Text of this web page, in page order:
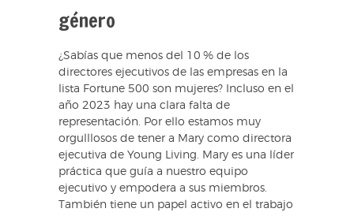
género
¿Sabías que menos del 10 % de los
directores ejecutivos de las empresas en la
lista Fortune 500 son mujeres? Incluso en el
año 2023 hay una clara falta de
representación. Por ello estamos muy
orgulllosos de tener a Mary como directora
ejecutiva de Young Living. Mary es una líder
práctica que guía a nuestro equipo
ejecutivo y empodera a sus miembros.
También tiene un papel activo en el trabajo